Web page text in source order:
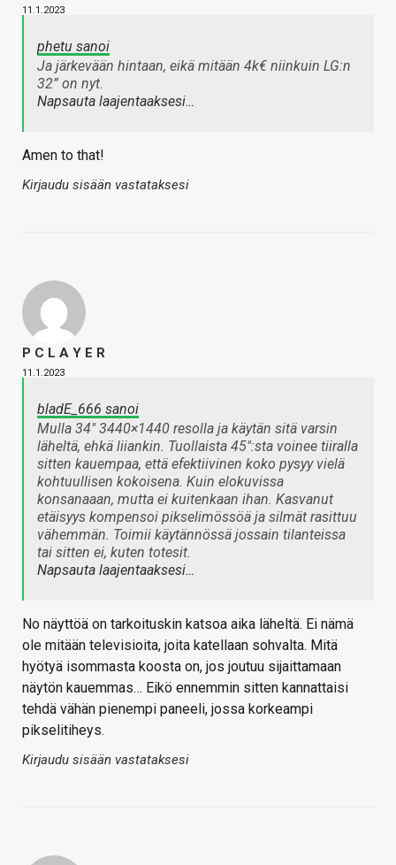
11.1.2023
phetu sanoi
Ja järkevään hintaan, eikä mitään 4k€ niinkuin LG:n
32” on nyt.
Napsauta laajentaaksesi…
Amen to that!
Kirjaudu sisään vastataksesi
P C L A Y E R
11.1.2023
bladE_666 sanoi
Mulla 34" 3440×1440 resolla ja käytän sitä varsin
läheltä, ehkä liiankin. Tuollaista 45":sta voinee tiiralla
sitten kauempaa, että efektiivinen koko pysyy vielä
kohtuullisen kokoisena. Kuin elokuvissa
konsanaaan, mutta ei kuitenkaan ihan. Kasvanut
etäisyys kompensoi pikselimössöä ja silmät rasittuu
vähemmän. Toimii käytännössä jossain tilanteissa
tai sitten ei, kuten totesit.
Napsauta laajentaaksesi…
No näyttöä on tarkoituskin katsoa aika läheltä. Ei nämä
ole mitään televisioita, joita katellaan sohvalta. Mitä
hyötyä isommasta koosta on, jos joutuu sijaittamaan
näytön kauemmas… Eikö ennemmin sitten kannattaisi
tehdä vähän pienempi paneeli, jossa korkeampi
pikselitiheys.
Kirjaudu sisään vastataksesi